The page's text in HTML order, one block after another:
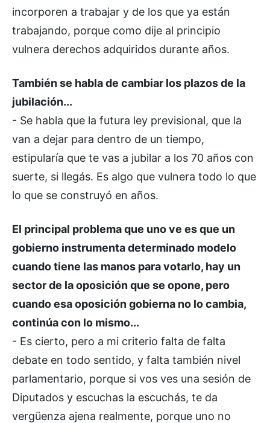
incorporen a trabajar y de los que ya están
trabajando, porque como dije al principio
vulnera derechos adquiridos durante años.
También se habla de cambiar los plazos de la
jubilación...
- Se habla que la futura ley previsional, que la
van a dejar para dentro de un tiempo,
estipularía que te vas a jubilar a los 70 años con
suerte, si llegás. Es algo que vulnera todo lo que
lo que se construyó en años.
El principal problema que uno ve es que un
gobierno instrumenta determinado modelo
cuando tiene las manos para votarlo, hay un
sector de la oposición que se opone, pero
cuando esa oposición gobierna no lo cambia,
continúa con lo mismo...
- Es cierto, pero a mi criterio falta de falta
debate en todo sentido, y falta también nivel
parlamentario, porque si vos ves una sesión de
Diputados y escuchas la escuchás, te da
vergüenza ajena realmente, porque uno no